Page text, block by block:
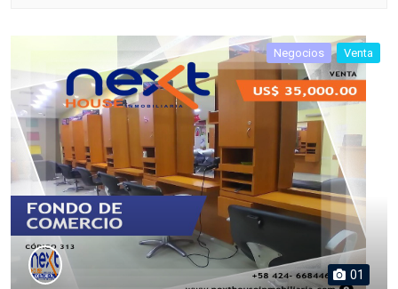
Negocios Venta
01